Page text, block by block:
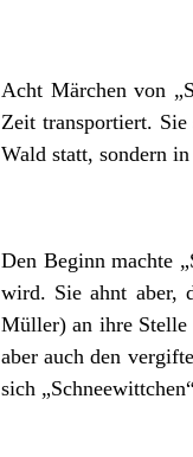
Acht Märchen von
Zeit transportiert. Sie
Wald statt, sondern
Den Beginn machte
wird. Sie ahnt aber,
Müller) an ihre Stelle
aber auch den
sich